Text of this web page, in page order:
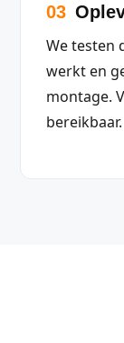
03
We testen
werkt en
montage.
bereikbaar.